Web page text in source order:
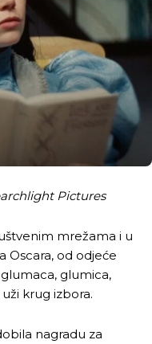
Pictures
mrežama i u
Oscara, od odjeće
glumica,
krug izbora.
nagradu za